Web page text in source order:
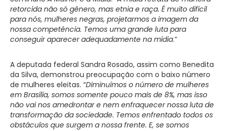
retorcida não só gênero, mas etnia e raça. É muito difícil
para nós, mulheres negras, projetarmos a imagem da
nossa competência. Temos uma grande luta para
conseguir aparecer adequadamente na mídia.”
A deputada federal Sandra Rosado, assim como Benedita
da Silva, demonstrou preocupação com o baixo número
de mulheres eleitas. “Diminuímos o número de mulheres
em Brasília, somos somente pouco mais de 8%, mas isso
não vai nos amedrontar e nem enfraquecer nossa luta de
transformação da sociedade. Temos enfrentado todos os
obstáculos que surgem a nossa frente. E, se somos